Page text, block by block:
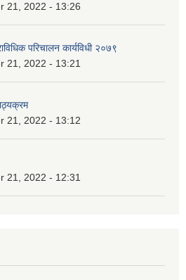
21, 2022 - 13:26
परिचालन कार्यविधी २०७९
21, 2022 - 13:21
21, 2022 - 13:12
21, 2022 - 12:31